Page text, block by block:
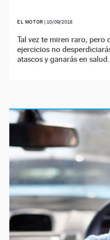
EL MOTOR | 10/09/2018
Tal vez te miren raro, pero
ejercicios no
atascos y ganarás en salud.